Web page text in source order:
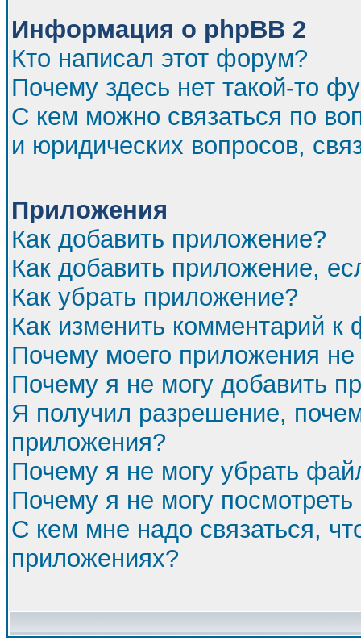
Информация о phpBB 2
Кто написал этот форум?
Почему здесь нет такой-то
С кем можно связаться по
и юридических вопросов,
Приложения
Как добавить приложение?
Как добавить приложение,
Как убрать приложение?
Как изменить комментарий к
Почему моего приложения не
Почему я не могу добавить
Я получил разрешение,
приложения?
Почему я не могу убрать
Почему я не могу
С кем мне надо связаться,
приложениях?